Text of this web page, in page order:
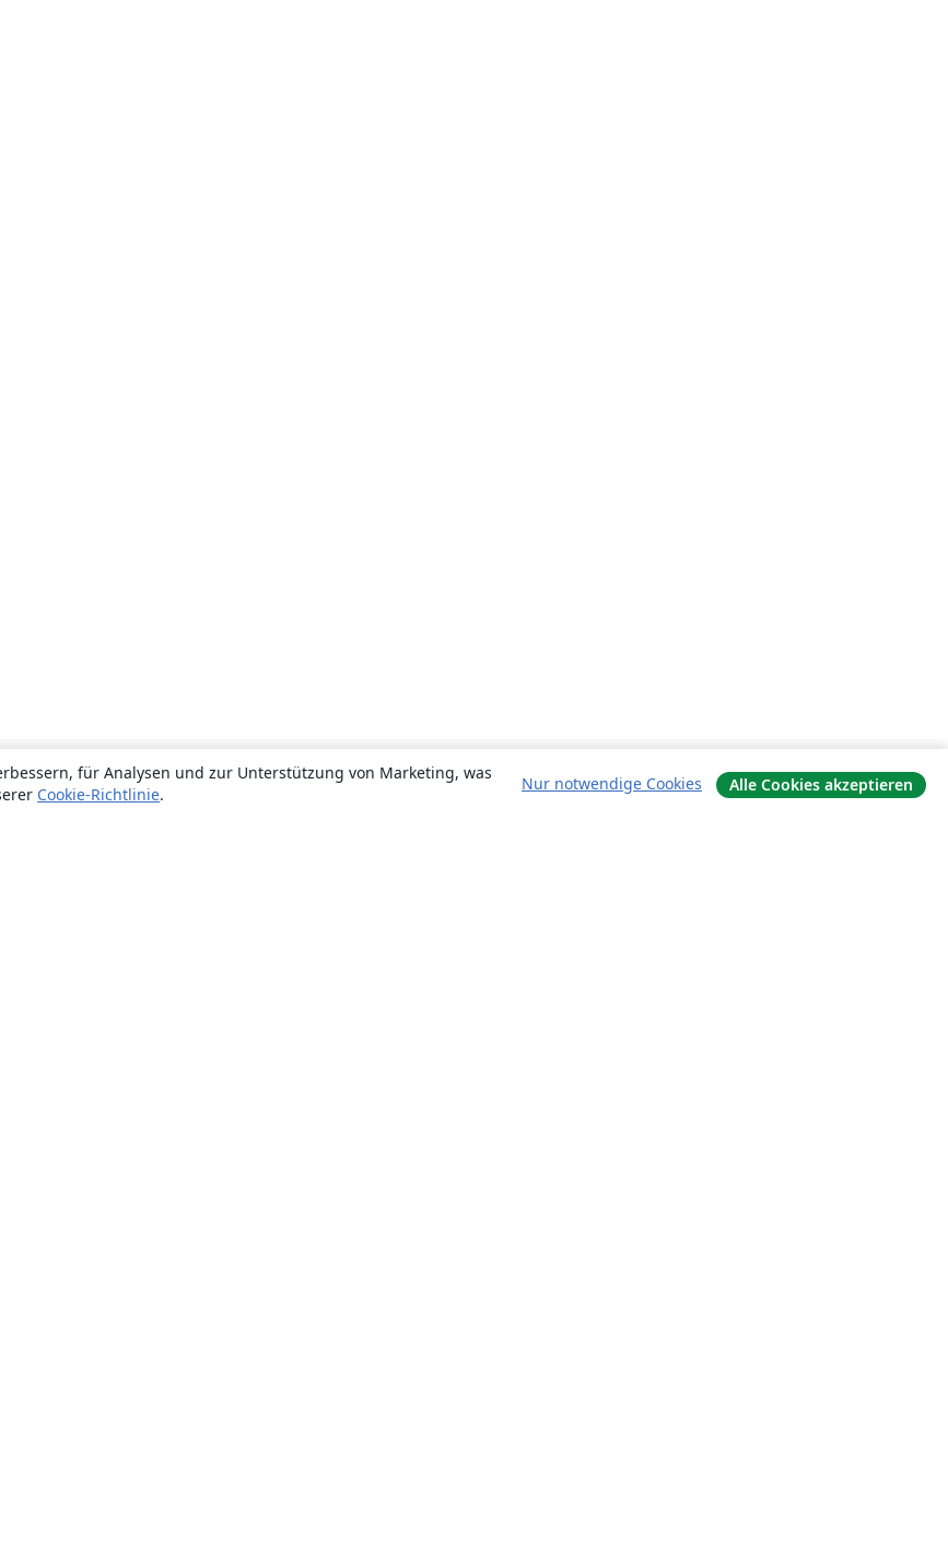
für Analysen und zur Unterstützung von Marketing, was
Cookie-Richtlinie.
Nur notwendige Cookies Alle Cookies akzeptieren